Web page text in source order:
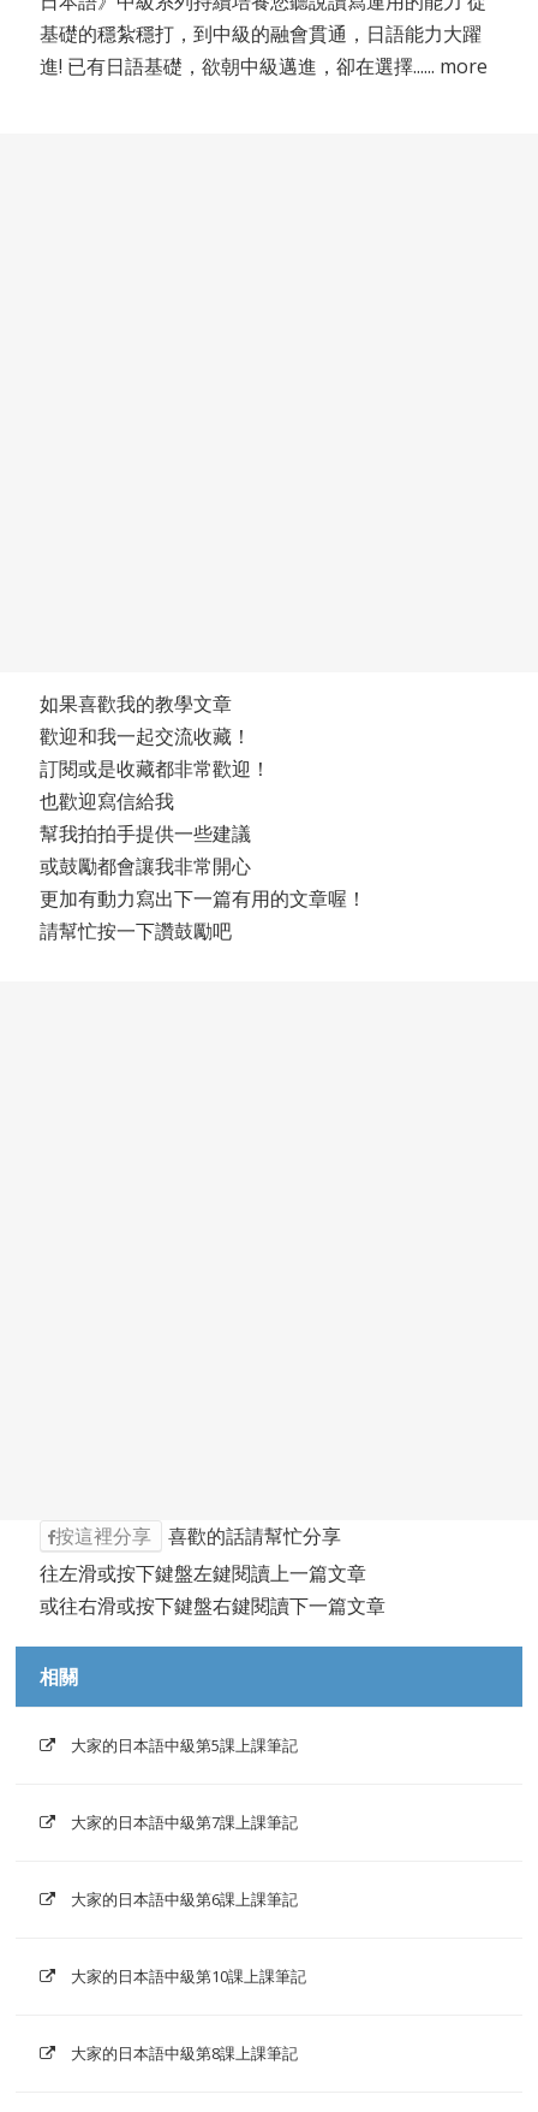
基礎的穩紮穩打，到中級的融會貫通，日語能力大躍
進! 已有日語基礎，欲朝中級邁進，卻在選擇...... more
如果喜歡我的教學文章
歡迎和我一起交流收藏！
訂閱或是收藏都非常歡迎！
也歡迎寫信給我
幫我拍拍手提供一些建議
或鼓勵都會讓我非常開心
更加有動力寫出下一篇有用的文章喔！
請幫忙按一下讚鼓勵吧
按這裡分享
喜歡的話請幫忙分享
往左滑或按下鍵盤左鍵閱讀上一篇文章
或往右滑或按下鍵盤右鍵閱讀下一篇文章
相關
大家的日本語中級第5課上課筆記
大家的日本語中級第7課上課筆記
大家的日本語中級第6課上課筆記
大家的日本語中級第10課上課筆記
大家的日本語中級第8課上課筆記